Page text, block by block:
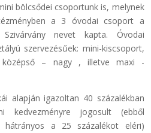
bölcsődei csoportunk is, melynek
a 3 óvodai csoport a
nevet kapta. Óvodai
szervezésűek: mini-kiscsoport,
középső – nagy , illetve maxi -
alapján igazoltan 40 százalékban
kedvezményre jogosult (ebből
hátrányos a 25 százalékot eléri)